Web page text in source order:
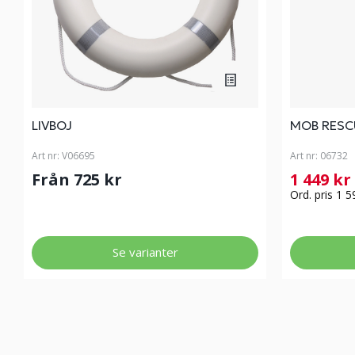
LIVBOJ
Art nr: V06695
Från 725 kr
Se varianter
MOB
Art nr: 06732
1 449 kr
Ord. pris 1